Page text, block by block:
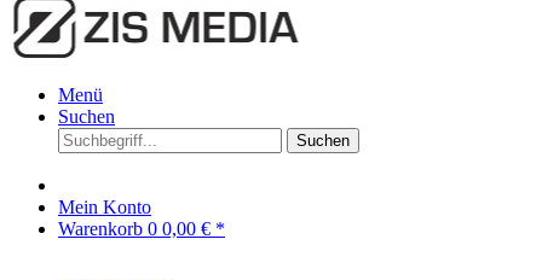
Menü
Suchen
Suchen
Mein Konto
Warenkorb 0 0,00 € *